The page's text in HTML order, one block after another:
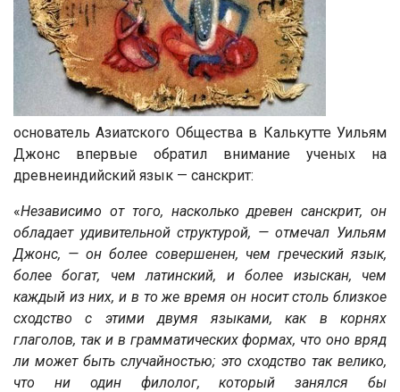
основатель Азиатского Общества в Калькутте Уильям
Джонс впервые обратил внимание ученых на
древнеиндийский язык — санскрит:
«Независимо от того, насколько древен санскрит, он
обладает удивительной структурой, — отмечал Уильям
Джонс, — он более совершенен, чем греческий язык,
более богат, чем латинский, и более изыскан, чем
каждый из них, и в то же время он носит столь близкое
сходство с этими двумя языками, как в корнях
глаголов, так и в грамматических формах, что оно вряд
ли может быть случайностью; это сходство так велико,
что ни один филолог, который занялся бы